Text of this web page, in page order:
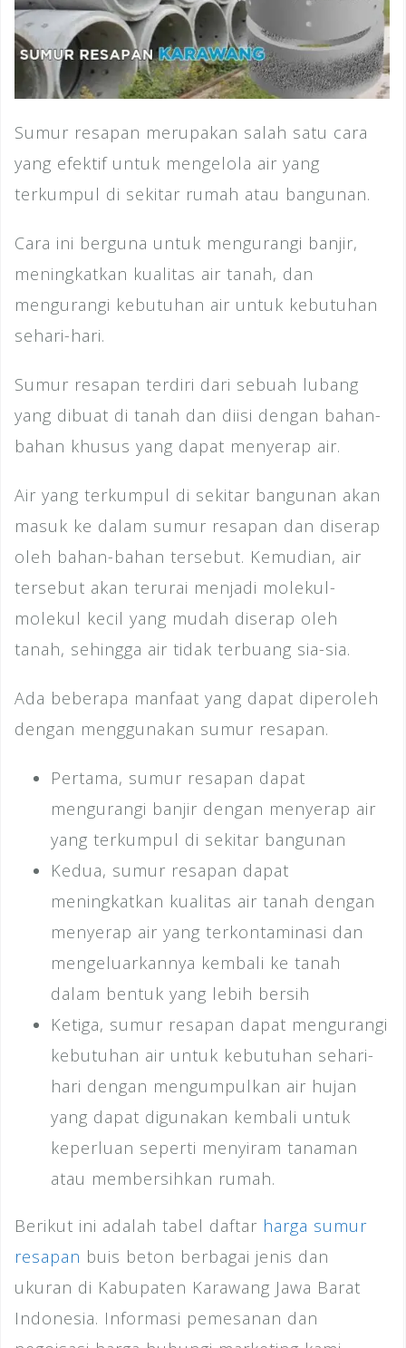
Sumur resapan merupakan salah satu cara
yang efektif untuk mengelola air yang
terkumpul di sekitar rumah atau bangunan.
Cara ini berguna untuk mengurangi banjir,
meningkatkan kualitas air tanah, dan
mengurangi kebutuhan air untuk kebutuhan
sehari-hari.
Sumur resapan terdiri dari sebuah lubang
yang dibuat di tanah dan diisi dengan bahan-
bahan khusus yang dapat menyerap air.
Air yang terkumpul di sekitar bangunan akan
masuk ke dalam sumur resapan dan diserap
oleh bahan-bahan tersebut. Kemudian, air
tersebut akan terurai menjadi molekul-
molekul kecil yang mudah diserap oleh
tanah, sehingga air tidak terbuang sia-sia.
Ada beberapa manfaat yang dapat diperoleh
dengan menggunakan sumur resapan.
Pertama, sumur resapan dapat
mengurangi banjir dengan menyerap air
yang terkumpul di sekitar bangunan
Kedua, sumur resapan dapat
meningkatkan kualitas air tanah dengan
menyerap air yang terkontaminasi dan
mengeluarkannya kembali ke tanah
dalam bentuk yang lebih bersih
Ketiga, sumur resapan dapat mengurangi
kebutuhan air untuk kebutuhan sehari-
hari dengan mengumpulkan air hujan
yang dapat digunakan kembali untuk
keperluan seperti menyiram tanaman
atau membersihkan rumah.
Berikut ini adalah tabel daftar harga sumur
resapan buis beton berbagai jenis dan
ukuran di Kabupaten Karawang Jawa Barat
Indonesia. Informasi pemesanan dan